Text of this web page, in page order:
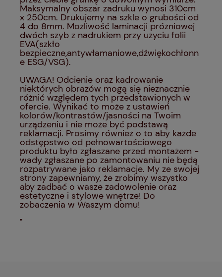
Maksymalny obszar zadruku wynosi 310cm
x 250cm. Drukujemy na szkle o grubości od
4 do 8mm. Możliwość laminacji próżniowej
dwóch szyb z nadrukiem przy użyciu folii
EVA(szkło
bezpieczne,antywłamaniowe,dźwiękochłonn
e ESG/VSG).
UWAGA! Odcienie oraz kadrowanie
niektórych obrazów mogą się nieznacznie
różnić względem tych przedstawionych w
ofercie. Wynikać to może z ustawień
kolorów/kontrastów/jasności na Twoim
urządzeniu i nie może być podstawą
reklamacji. Prosimy również o to aby każde
odstępstwo od pełnowartościowego
produktu było zgłaszane przed montażem -
wady zgłaszane po zamontowaniu nie będą
rozpatrywane jako reklamacje. My ze swojej
strony zapewniamy, że zrobimy wszystko
aby zadbać o wasze zadowolenie oraz
estetyczne i stylowe wnętrze! Do
zobaczenia w Waszym domu!
"